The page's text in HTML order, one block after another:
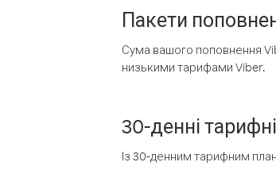
Пакети
Сума вашого поповнення
низькими тарифами Viber.
30-денні
Із 30-денним тарифним